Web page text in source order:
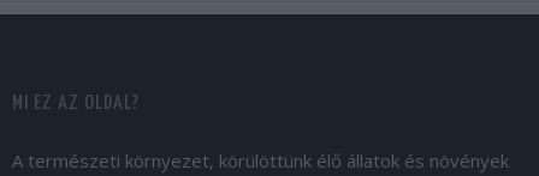
MI EZ AZ OLDAL?
A természeti környezet, körülöttünk élő állatok és növények